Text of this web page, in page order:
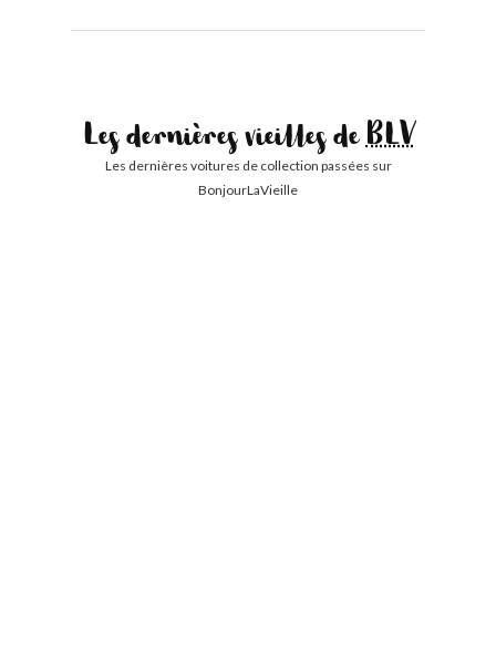
Les dernières vieilles deBLV
Les dernières voitures de collection passées sur
BonjourLaVieille